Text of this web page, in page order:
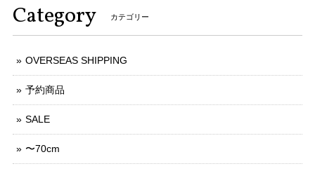
Category カテゴリー
OVERSEAS SHIPPING
予約商品
SALE
〜70cm